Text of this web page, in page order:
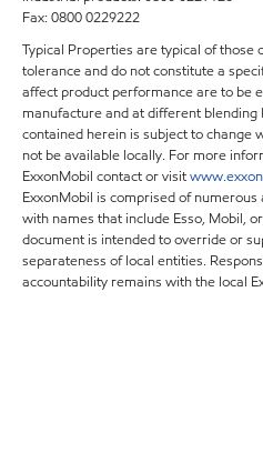
Fax: 0800 0229222
Typical Properties are typical of
tolerance and do not constitute a
affect product performance are to be
manufacture and at different
contained herein is subject to change
not be available locally. For more
ExxonMobil contact or visit
ExxonMobil is comprised of
with names that include Esso, Mobil,
document is intended to override or
separateness of local entities.
accountability remains with the local